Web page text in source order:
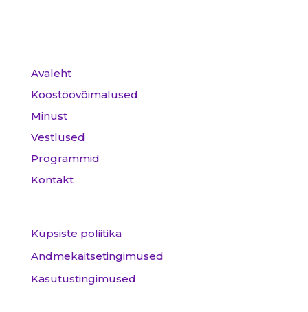
Avaleht
Koostöövõimalused
Minust
Vestlused
Programmid
Kontakt
Küpsiste poliitika
Andmekaitsetingimused
Kasutustingimused